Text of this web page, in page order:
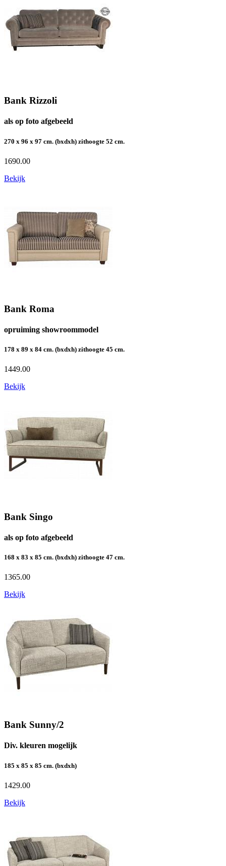
Bank Rizzoli
als op foto afgebeeld
270 x 96 x 97 cm. (bxdxh) zithoogte 52 cm.
1690.00
Bekijk
Bank Roma
opruiming showroommodel
178 x 89 x 84 cm. (bxdxh) zithoogte 45 cm.
1449.00
Bekijk
Bank Singo
als op foto afgebeeld
168 x 83 x 85 cm. (bxdxh) zithoogte 47 cm.
1365.00
Bekijk
Bank Sunny/2
Div. kleuren mogelijk
185 x 85 x 85 cm. (bxdxh)
1429.00
Bekijk